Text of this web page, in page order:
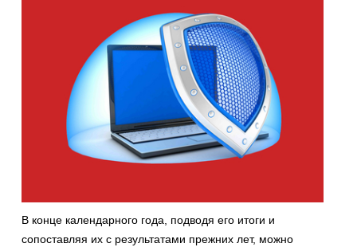
В конце календарного года, подводя его итоги и
сопоставляя их с результатами прежних лет, можно